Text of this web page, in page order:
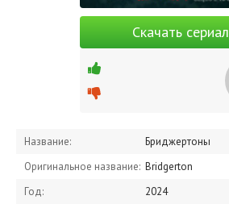
Скачать сериал
Название:
Бриджертоны
Оригинальное название: Bridgerton
Год:
2024